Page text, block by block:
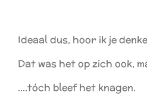
Ideaal dus, hoor ik je
Dat was het op zich ook,
....tóch bleef het knagen.